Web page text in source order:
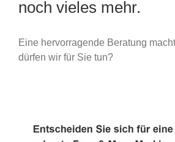
noch vieles mehr.
Eine hervorragende Beratung
dürfen wir für Sie tun?